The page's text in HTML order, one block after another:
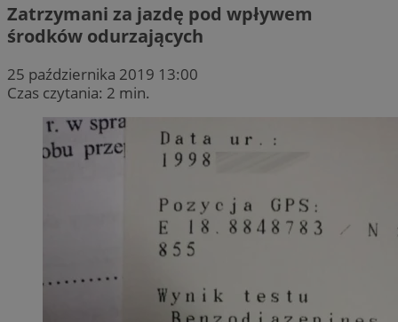
Zatrzymani za jazdę pod wpływem
środków odurzających
25 października 2019 13:00
Czas czytania: 2 min.